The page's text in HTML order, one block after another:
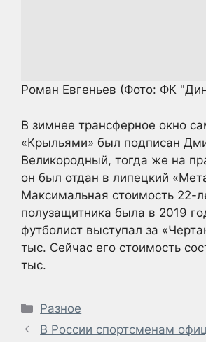
Роман Евгеньев (Фото: ФК
В зимнее трансферное окно
«Крыльями» был подписан
Великородный, тогда же на
он был отдан в липецкий
Максимальная стоимость 22-
полузащитника была в 2019
футболист выступал за
тыс. Сейчас его стоимость
тыс.
Рубрики
Разное
В России спортсменам